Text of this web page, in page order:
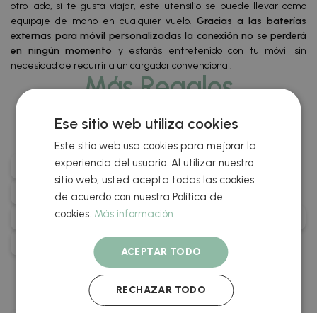
otro lado, si te gusta viajar, este utensilio se puede llevar como
equipaje de mano en cualquier vuelo.Gracias a las baterías
externas para móvil personalizadas la conexión no se perderá
en ningún momento y estarás entretenido con tu móvil sin
necesidad de recurrir a un cargador convencional.
Más Regalos
Personalizados Con Los
Que Sorprenderás
Detalles Promocionales Personalizados
Regalos De Oficina Personalizables
Detalles Personalizados Para Despedidas De Soltera
Regalos Personalizables Para Eventos
Otros De Nuestros
Productos Top Ventas
Ese sitio web utiliza cookies
Este sitio web usa cookies para mejorar la
experiencia del usuario. Al utilizar nuestro
sitio web, usted acepta todas las cookies
de acuerdo con nuestra Política de
cookies. Más información
ACEPTAR TODO
RECHAZAR TODO